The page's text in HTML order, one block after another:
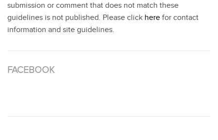
submission or comment that does not match these
guidelines is not published. Please click here for contact
information and site guidelines.
FACEBOOK